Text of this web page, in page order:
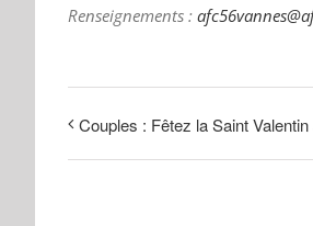
Renseignements :
Couples : Fêtez la Saint